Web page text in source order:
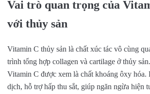
Vai trò quan trọng của
với thủy sản
Vitamin C thủy sản là chất xúc tác vô cùng
trình tổng hợp collagen và cartilage ở thủy
Vitamin C được xem là chất khoáng ôxy hóa.
dịch, hỗ trợ hấp thu sắt, giúp ngăn ngừa hiện